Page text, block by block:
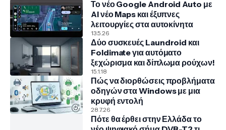
Το νέο Google Android Auto με
AI νέο Maps και έξυπνες
λειτουργίες στα αυτοκίνητα
13.5.26
Δύο συσκευές Laundroid και
Foldimate για αυτόματο
ξεχώρισμα και δίπλωμα ρούχων!
15.1.18
Πώς να διορθώσεις προβλήματα
οδηγών στα Windows με μια
κρυφή εντολή
28.7.26
Πότε θα έρθει στην Ελλάδα το